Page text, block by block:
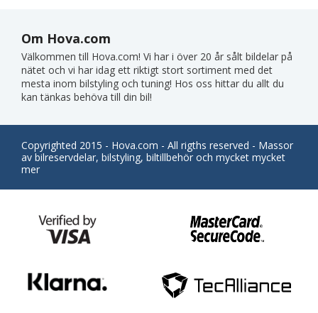
Om Hova.com
Välkommen till Hova.com! Vi har i över 20 år sålt bildelar på
nätet och vi har idag ett riktigt stort sortiment med det
mesta inom bilstyling och tuning! Hos oss hittar du allt du
kan tänkas behöva till din bil!
Copyrighted 2015 - Hova.com - All rigths reserved - Massor
av bilreservdelar, bilstyling, biltillbehör och mycket mycket
mer